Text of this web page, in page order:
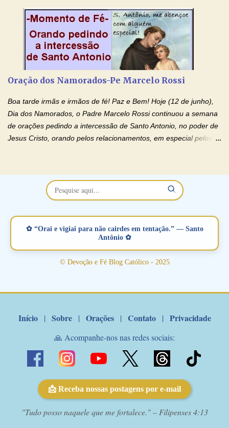
no programa de rádio Momento de Fé, pela cura dos
relacionamentos. Seu relacionamento está doente? Você está
sofrendo? Então ouça o Momento de Fé e entre nesta corrente
de orações abençoadas, d eixe o Amor Ágape de Jesus curar e
restaurar você e seu relacionamento. Adriana-Devoção e Fé
separados, devido ao envolvimento de outras pessoas no
relacionamento e que minaram, espiritualmente, a relação do
casal. Vamos orar (coloque o seu esposo ou esposa diante de
Deus). "Senhor Jesus, restaura os laços ...
Oração dos Namorados-Pe Marcelo Rossi
Boa tarde irmãs e irmãos de fé! Paz e Bem! Hoje (12 de junho),
Dia dos Namorados, o Padre Marcelo Rossi continuou a semana
de orações pedindo a intercessão de Santo Antonio, no poder de
Jesus Cristo, orando pelos relacionamentos, em especial pelos
maravilhosos cartões que coloquei aqui para vocês. Não perca
esta abençoada semana no Momento de Fé do Padre Marcelo,
vamos juntos formar esta forte corrente de orações. Você que
verdadeiro, ou que está com problemas no relacionamento
amoroso, creia na poderosa intercessão deste santo amigo:
Santo Antonio! Tenha fé, não desista, pois ele intercede por nós
junto a Jesus! Fique no Amor Ágape de Jesus e no Amor Materno
✿ “Orai e vigiai para não cairdes em tentação.” — Santo
Antônio ✿
© Devoção e Fé Blog Católico - 2025
Início | Sobre | Orações | Contato | Privacidade
🙏 Acompanhe-nos nas redes sociais:
📩 Receba nossas postagens por e-mail
"Tudo posso naquele que me fortalece." – Filipenses 4:13